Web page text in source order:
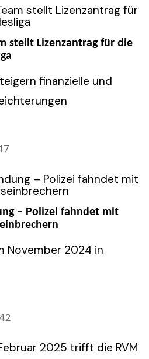
stellt Lizenzantrag für die
finanzielle und
– Polizei fahndet mit
November 2024 in